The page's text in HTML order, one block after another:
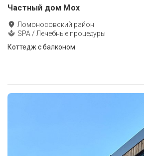
Частный дом Мох
Ломоносовский район
SPA / Лечебные процедуры
Коттедж с балконом